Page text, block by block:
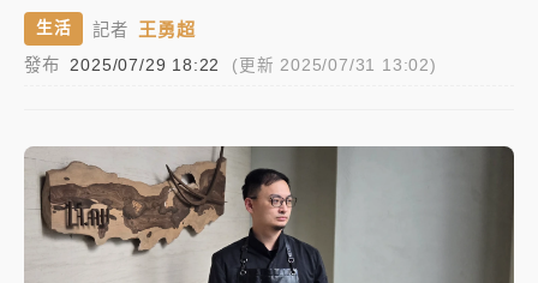
強風長浪襲馬祖！「白海豚」逼近劃設警戒區 違規戲
水觀浪恐重罰失血
日職｜ 林安可狀態正好卻因左膝疼痛下二軍 日媒感嘆
「好事多磨」
韓股最壞時期已過？大摩估去槓桿完成逾半 波動率降
生活 記者 王勇超
發布 2025/07/29 18:22 (更新 2025/07/31 13:02)